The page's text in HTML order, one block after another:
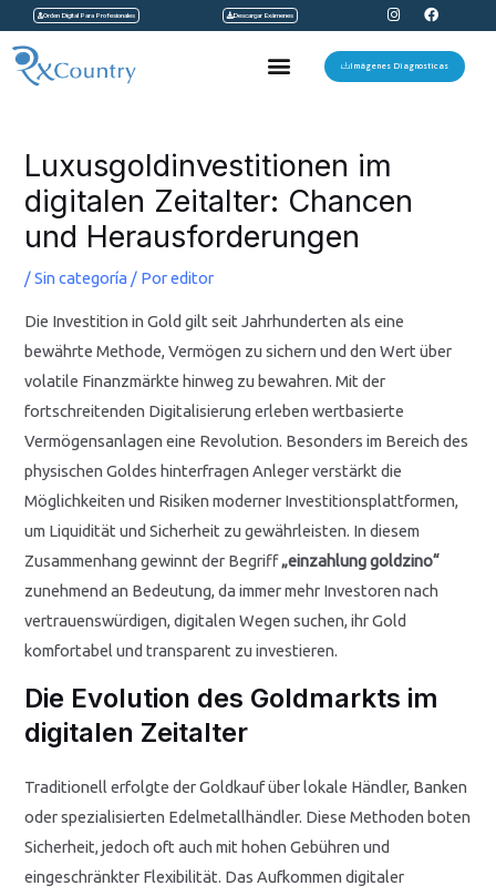
contenido
Orden Digital Para Profesionales Descargar Exámenes
I
n
s
t
a
F
a
c
e
b
Menu Imágenes Diagnosticas
Luxusgoldinvestitionen im
digitalen Zeitalter: Chancen
und Herausforderungen
/Sin categoría / Poreditor
Die Investition in Gold gilt seit Jahrhunderten als eine
bewährte Methode, Vermögen zu sichern und den Wert über
volatile Finanzmärkte hinweg zu bewahren. Mit der
fortschreitenden Digitalisierung erleben wertbasierte
Vermögensanlagen eine Revolution. Besonders im Bereich des
physischen Goldes hinterfragen Anleger verstärkt die
Möglichkeiten und Risiken moderner Investitionsplattformen,
um Liquidität und Sicherheit zu gewährleisten. In diesem
Zusammenhang gewinnt der Begriff„einzahlung goldzino“
zunehmend an Bedeutung, da immer mehr Investoren nach
vertrauenswürdigen, digitalen Wegen suchen, ihr Gold
komfortabel und transparent zu investieren.
Die Evolution des Goldmarkts im
digitalen Zeitalter
Traditionell erfolgte der Goldkauf über lokale Händler, Banken
oder spezialisierten Edelmetallhändler. Diese Methoden boten
Sicherheit, jedoch oft auch mit hohen Gebühren und
eingeschränkter Flexibilität. Das Aufkommen digitaler
entradas